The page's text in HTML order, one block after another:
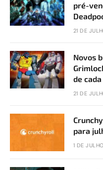
pré-
21 DE
Novos
de
21 DE
para
1 DE